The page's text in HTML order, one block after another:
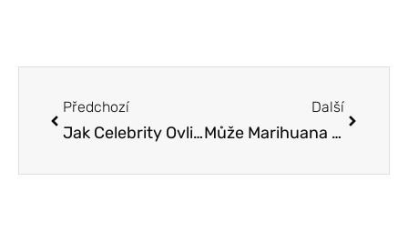
Předchozí
Jak Celebrity Ovlivňují Veřejné Vnímání Konopí
Další
Může Marihuana Zlepšit Tvůj Vztah?